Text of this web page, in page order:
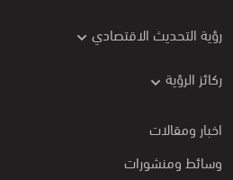
رؤية التحديث الاقتصادي
ركائز الرؤية
اخبار ومقالات
وسائط ومنشورات